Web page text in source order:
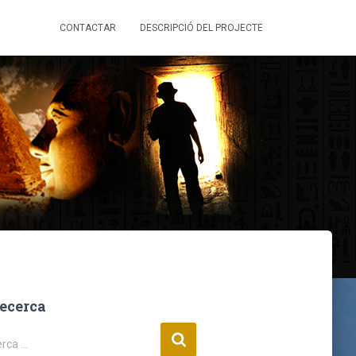
CONTACTAR DESCRIPCIÓ DEL PROJECTE
…